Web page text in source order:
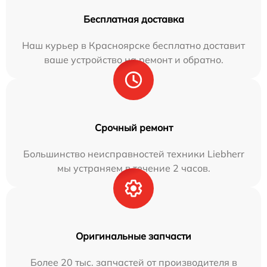
Бесплатная доставка
Наш курьер в Красноярске бесплатно доставит
ваше устройство на ремонт и обратно.
Срочный ремонт
Большинство неисправностей техники Liebherr
мы устраняем в течение 2 часов.
Оригинальные запчасти
Более 20 тыс. запчастей от производителя в